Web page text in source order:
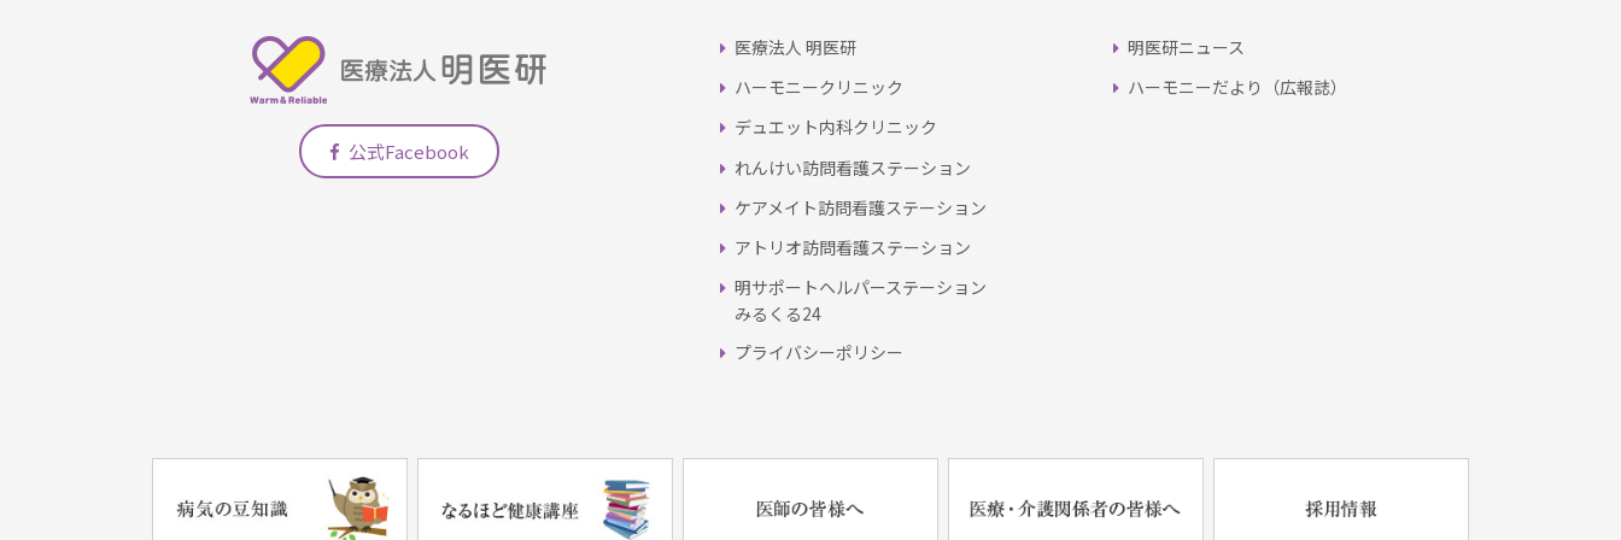
公式Facebook
医療法人 明医研
ハーモニークリニック
デュエット内科クリニック
れんけい訪問看護ステーション
ケアメイト訪問看護ステーション
アトリオ訪問看護ステーション
明サポートヘルパーステーション
みるくる24
プライバシーポリシー
明医研ニュース
ハーモニーだより（広報誌）